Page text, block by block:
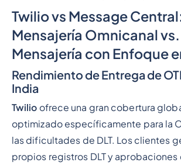
Twilio vs Message
Mensajería Omnicanal vs.
Mensajería con Enfoque
Rendimiento de Entrega de
India
Twilio ofrece una gran cobertura
optimizado específicamente para la
las dificultades de DLT. Los clientes
propios registros DLT y aprobaciones